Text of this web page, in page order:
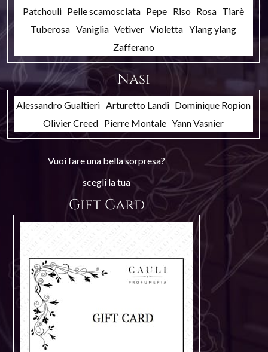
Patchouli Pelle scamosciata Pepe Riso Rosa Tiarè
Tuberosa Vaniglia Vetiver Violetta Ylang ylang
Zafferano
Nasi
Alessandro Gualtieri Arturetto Landi Dominique Ropion
Olivier Creed Pierre Montale Yann Vasnier
Vuoi fare una bella sorpresa?
scegli la tua
Gift Card